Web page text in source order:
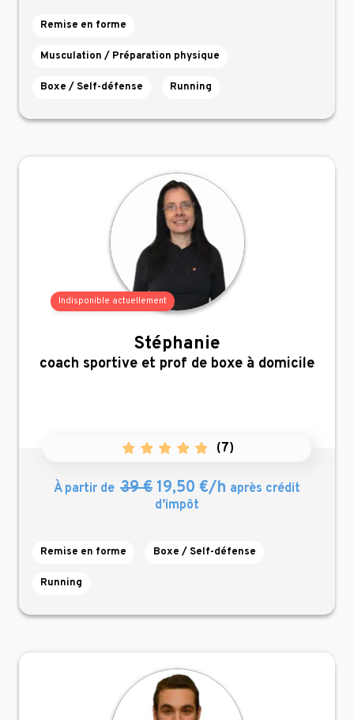
Remise en forme
Musculation / Préparation physique
Boxe / Self-défense Running
Indisponible actuellement
Stéphanie
,
coach sportive et prof de boxe à domicile
(7)
À partir de 39 € 19,50 €/h après crédit
d’impôt
Remise en forme Boxe / Self-défense
Running